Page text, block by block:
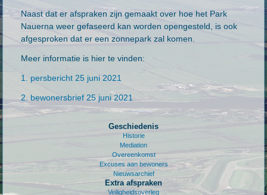
Naast dat er afspraken zijn gemaakt over hoe het Park
Nauerna weer gefaseerd kan worden opengesteld, is ook
afgesproken dat er een zonnepark zal komen.
Meer informatie is hier te vinden:
1. persbericht 25 juni 2021
2. bewonersbrief 25 juni 2021
Geschiedenis
Historie
Mediation
Overeenkomst
Excuses aan bewoners
Nieuwsarchief
Extra afspraken
Veiligheidsoverleg